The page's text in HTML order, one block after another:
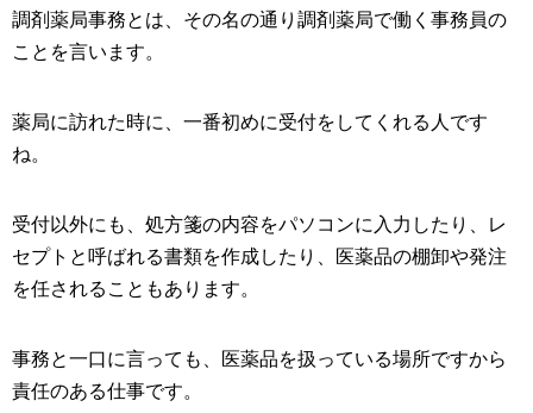
調剤薬局事務とは、その名の通り調剤薬局で働く事務員の
ことを言います。
薬局に訪れた時に、一番初めに受付をしてくれる人です
ね。
受付以外にも、処方箋の内容をパソコンに入力したり、レ
セプトと呼ばれる書類を作成したり、医薬品の棚卸や発注
を任されることもあります。
事務と一口に言っても、医薬品を扱っている場所ですから
責任のある仕事です。